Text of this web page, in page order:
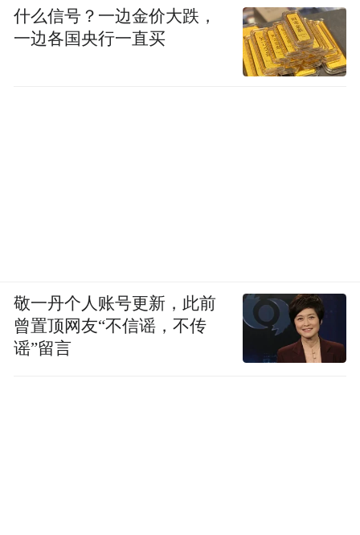
什么信号？一边金价大跌，
一边各国央行一直买
敬一丹个人账号更新，此前
曾置顶网友“不信谣，不传
谣”留言